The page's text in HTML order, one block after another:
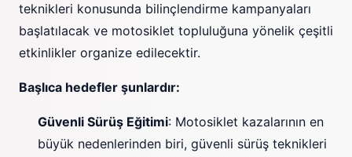
teknikleri konusunda bilinçlendirme kampanyaları
başlatılacak ve motosiklet topluluğuna yönelik çeşitli
etkinlikler organize edilecektir.
Başlıca hedefler şunlardır:
Güvenli Sürüş Eğitimi: Motosiklet kazalarının en
büyük nedenlerinden biri, güvenli sürüş teknikleri